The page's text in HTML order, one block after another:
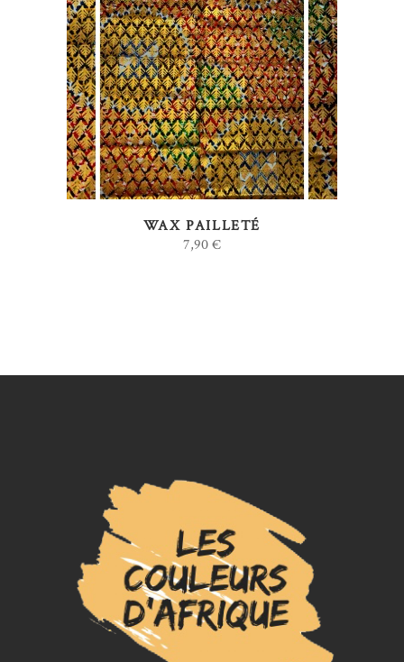
AJOUTER AU PANIER
WAX PAILLETÉ
7,90€